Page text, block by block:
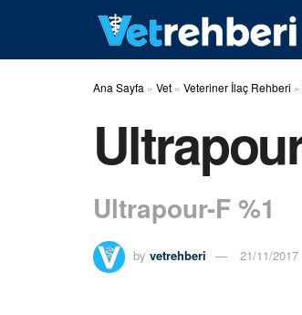
Ana Sayfa » Vet » Veteriner İlaç Rehberi »
Ultrapour-F %1
by vetrehberi 21/11/2017